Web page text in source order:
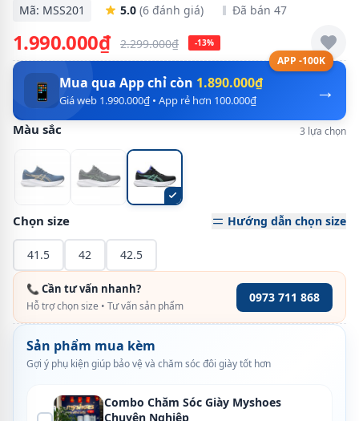
Mã: MSS201 5.0 (6 đánh giá) Đã bán 47
1.990.000₫ 2.299.000₫ -13%
APP -100K
→
📱 Mua qua App chỉ còn 1.890.000₫
Giá web 1.990.000₫ • App rẻ hơn 100.000₫
Màu sắc 3 lựa chọn
Chọn size Hướng dẫn chọn size
41.5 42 42.5
📞 Cần tư vấn nhanh?
Hỗ trợ chọn size • Tư vấn sản phẩm
0973 711 868
Sản phẩm mua kèm
Gợi ý phụ kiện giúp bảo vệ và chăm sóc đôi giày tốt hơn
Combo Chăm Sóc Giày Myshoes
Chuyên Nghiệp